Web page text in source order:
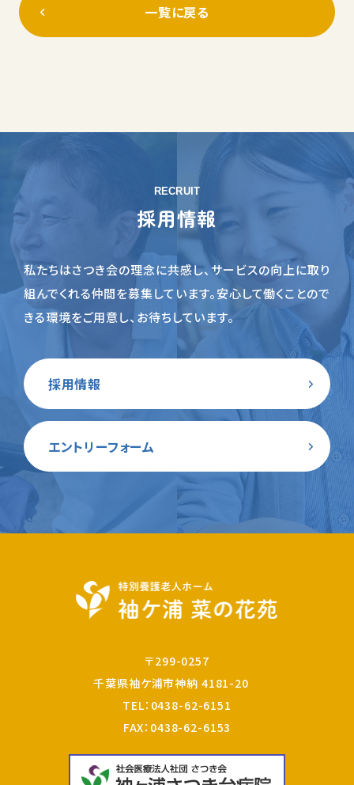
一覧に戻る
RECRUIT
採用情報
私たちはさつき会の理念に共感し、サービスの向上に取り
組んでくれる仲間を募集しています。安心して働くことので
きる環境をご用意し、お待ちしています。
採用情報
エントリーフォーム
〒299-0257
千葉県袖ケ浦市神納 4181-20
TEL： 0438-62-6151
FAX：0438-62-6153